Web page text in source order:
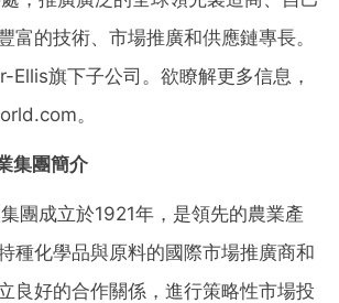
富的技術、市場推廣和供應鏈專長。
Ellis旗下子公司。欲瞭解更多信息，
。
集團簡介
團成立於1921年，是領先的農業產
種化學品與原料的國際市場推廣商和
良好的合作關係，進行策略性市場投